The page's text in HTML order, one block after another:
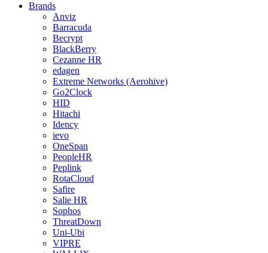
Brands
Anviz
Barracuda
Becrypt
BlackBerry
Cezanne HR
edagen
Extreme Networks (Aerohive)
Go2Clock
HID
Hitachi
Idency
ievo
OneSpan
PeopleHR
Peplink
RotaCloud
Safire
Salie HR
Sophos
ThreatDown
Uni-Ubi
VIPRE